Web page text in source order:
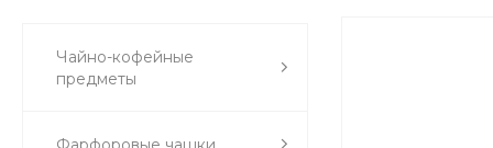
Чайно-кофейные
предметы